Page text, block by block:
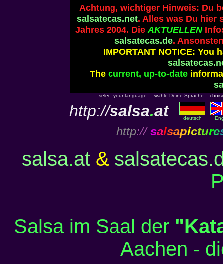
Achtung, wichtiger Hinweis: Du
salsatecas.net. Alles was Du hier
Jahres 2004. Die AKTUELLEN
salsatecas.de.
IMPORTANT NOTICE: You
The current, up-to-date
select your language: - wähle Deine Sprache -
http://salsa.at deutsch
http:// salsapicture
salsa.at&
Salsa im Saal der
Aachen -